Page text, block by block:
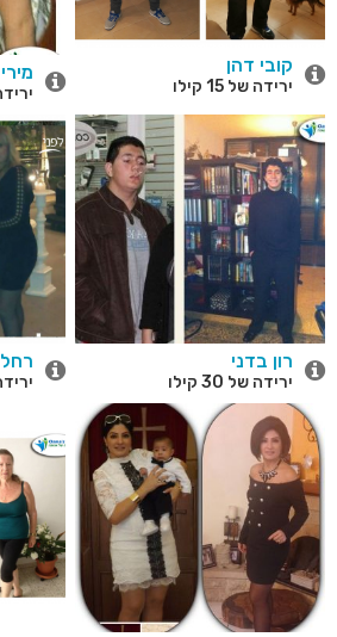
קובי דהן
ירידה של 15 קילו ירידה של
רון בדני
ירידה של 30 קילו
רחל
ירידה של